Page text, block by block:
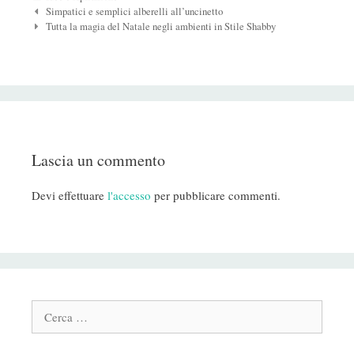
Navigazione
Post
Simpatici e semplici alberelli all’uncinetto
Tutta la magia del Natale negli ambienti in Stile Shabby
Lascia un commento
Devi effettuare l'accesso per pubblicare commenti.
Cerca: